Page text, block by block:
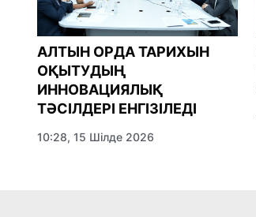
АЛТЫН ОРДА ТАРИХЫН
ОҚЫТУДЫҢ
ИННОВАЦИЯЛЫҚ
ТӘСІЛДЕРІ ЕНГІЗІЛЕДІ
10:28, 15 Шілде 2026